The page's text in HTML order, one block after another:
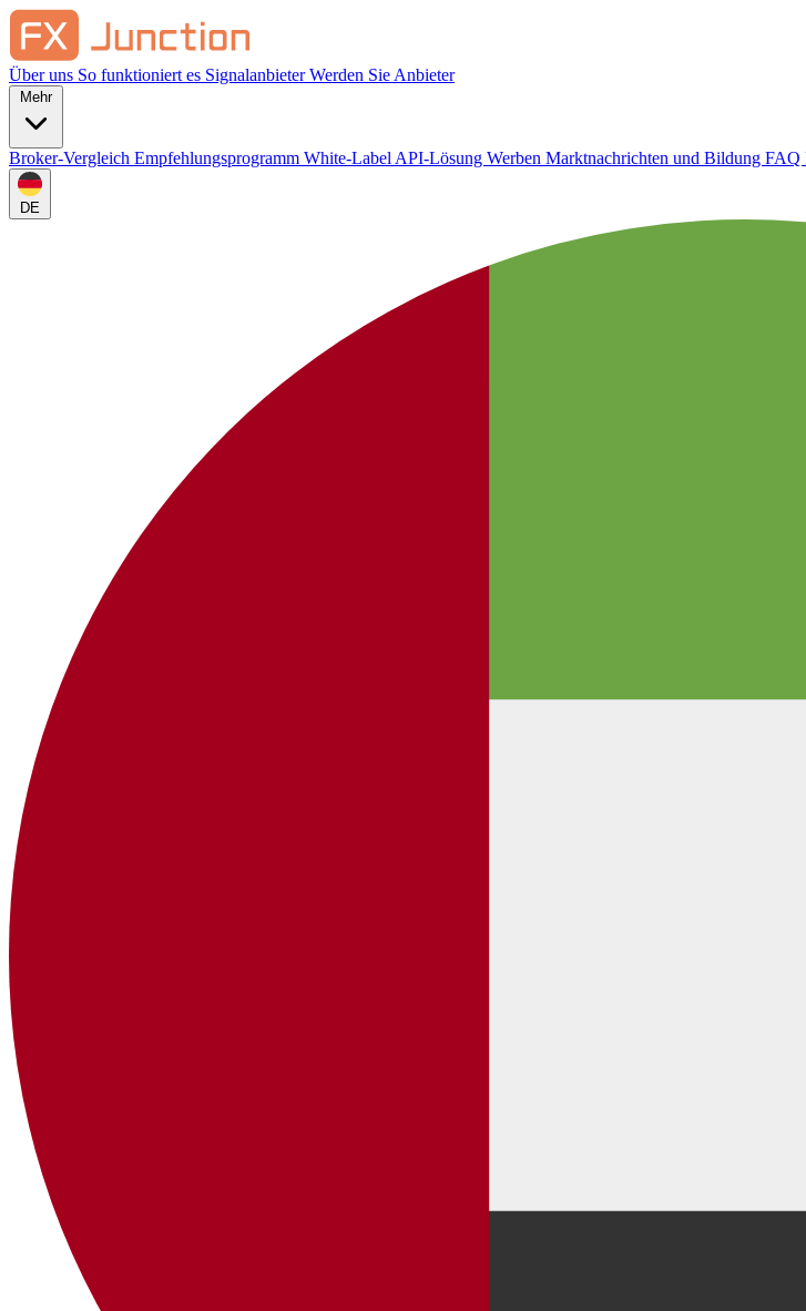
Über uns So funktioniert es SignalanbieterWerden Sie Anbieter
Mehr
Broker-Vergleich Empfehlungsprogramm White-Label API-Lösung Werben Marktnachrichten und Bildung FAQ
DE